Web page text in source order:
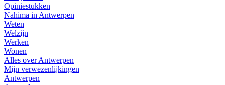
Opiniestukken
Nahima in Antwerpen
Weten
Welzijn
Werken
Wonen
Alles over Antwerpen
Mijn verwezenlijkingen
Antwerpen